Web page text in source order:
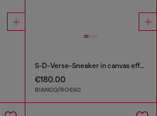
S-D-Verse-Sneaker in canvas effetto dirt
€180.00
BIANCO/ROSSO